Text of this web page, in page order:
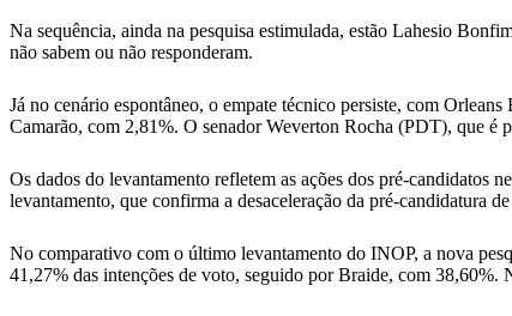
Na sequência, ainda na pesquisa estimulada, estão Lahesio
não sabem ou não responderam.
Já no cenário espontâneo, o empate técnico persiste, com
Camarão, com 2,81%. O senador Weverton Rocha (PDT), que é
Os dados do levantamento refletem as ações dos pré-candidatos
levantamento, que confirma a desaceleração da pré-candidatura
No comparativo com o último levantamento do INOP, a nova
41,27% das intenções de voto, seguido por Braide, com